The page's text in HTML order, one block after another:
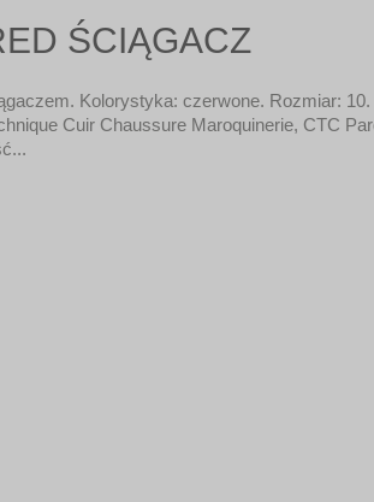
ŚCIĄGACZ
Kolorystyka: czerwone. Rozmiar:
Cuir Chaussure Maroquinerie, CTC